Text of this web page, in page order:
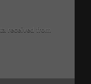
received from